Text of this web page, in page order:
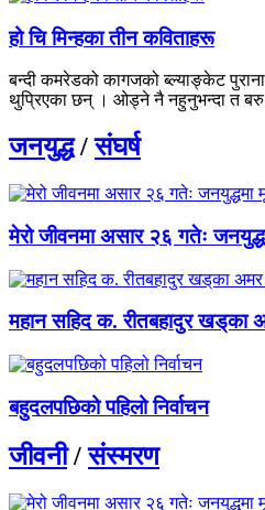
हो चि मिन्हका तीन कविताहरू
बन्दी कमरेडको कागजको ब्ल्याङ्केट
थुप्रिएका छन् । ओड्ने नै नहुनुभन्दा त बरु
जनयुद्ध / संघर्ष
मेरो जीवनमा असार २६ गतेः
महान सहिद क. रीतबहादुर खड्‌का
बहुदलपछिको पहिलो निर्वाचन
जीवनी / संस्मरण